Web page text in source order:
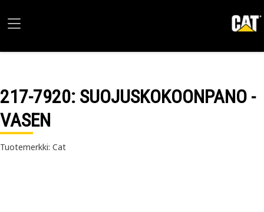
217-7920: SUOJUSKOKOONPANO -
VASEN
Tuotemerkki: Cat